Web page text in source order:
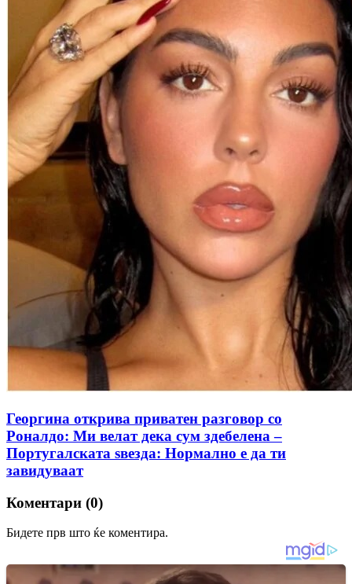
Георгина открива приватен разговор со
Роналдо: Ми велат дека сум здебелена –
Португалската ѕвезда: Нормално е да ти
завидуваат
Коментари (0)
Бидете прв што ќе коментира.